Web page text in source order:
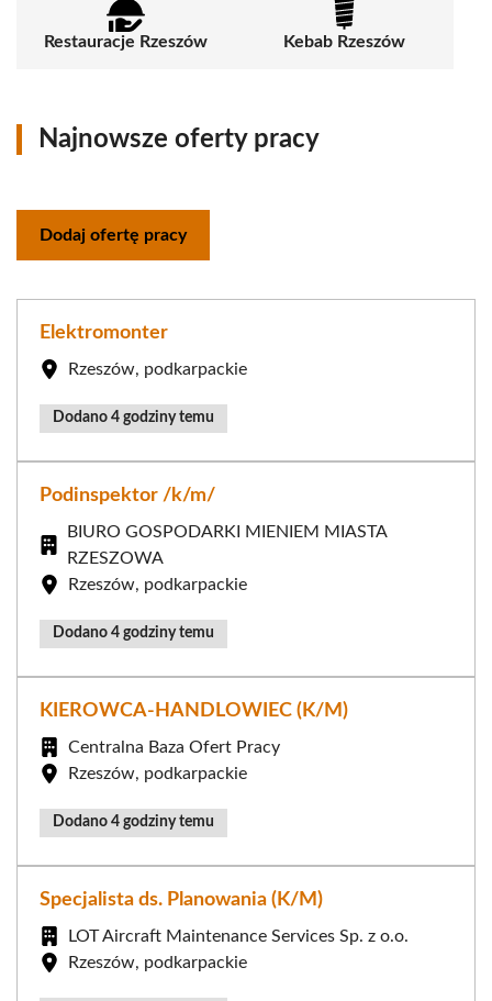
Restauracje Rzeszów Kebab Rzeszów
Najnowsze oferty pracy
Dodaj ofertę pracy
Elektromonter
Rzeszów, podkarpackie
Dodano 4 godziny temu
Podinspektor /k/m/
BIURO GOSPODARKI MIENIEM MIASTA
RZESZOWA
Rzeszów, podkarpackie
Dodano 4 godziny temu
KIEROWCA-HANDLOWIEC (K/M)
Centralna Baza Ofert Pracy
Rzeszów, podkarpackie
Dodano 4 godziny temu
Specjalista ds. Planowania (K/M)
LOT Aircraft Maintenance Services Sp. z o.o.
Rzeszów, podkarpackie